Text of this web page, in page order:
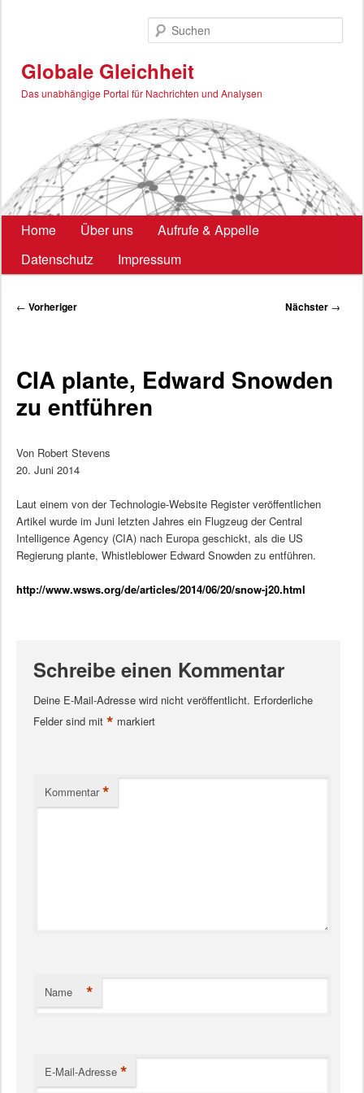
Globale Gleichheit
Das unabhängige Portal für Nachrichten und Analysen
Hauptmenü
Home Über uns
Aufrufe & Appelle
Datenschutz
Impressum
Beitragsnavigation
← Vorheriger Nächster →
CIA plante, Edward Snowden
zu entführen
Von Robert Stevens
20. Juni 2014
Laut einem von der Technologie-Website Register veröffentlichen
Artikel wurde im Juni letzten Jahres ein Flugzeug der Central
Intelligence Agency (CIA) nach Europa geschickt, als die US
Regierung plante, Whistleblower Edward Snowden zu entführen.
http://www.wsws.org/de/articles/2014/06/20/snow-j20.html
Schreibe einen Kommentar
Deine E-Mail-Adresse wird nicht veröffentlicht. Erforderliche
Felder sind mit * markiert
Kommentar *
Name *
E-Mail-Adresse *